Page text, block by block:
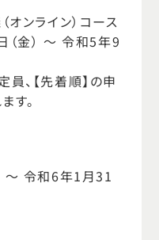
ンライン）コース
金） ～ 令和5年9
、【先着順】の申
す。
～ 令和6年1月31